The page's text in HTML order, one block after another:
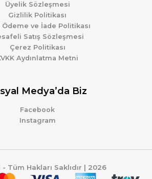
Üyelik Sözleşmesi
Gizlilik Politikası
Ödeme ve İade Politikası
Satış Sözleşmesi
Çerez Politikası
Aydınlatma Metni
Medya’da Biz
Facebook
Instagram
Tüm Hakları Saklıdır | 2026